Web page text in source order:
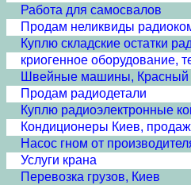
Работа для самосвалов
Продам неликвиды
Куплю складские остатки
криогенное оборудование,
Швейные машины, Красный
Продам радиодетали
Куплю радиоэлектронные
Кондиционеры Киев,
Насос гном от
Услуги крана
Перевозка грузов, Киев